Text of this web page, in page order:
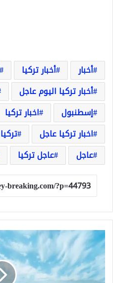
أخبار أخبار تركيا
أخبار تركيا اليوم عاجل
إسطنبول
اخبار تركيا
اخبار تركيا عاجل
تركيا
عاجل
عاجل تركيا
رحلة
جوية
ستنطلق
من
الرياض